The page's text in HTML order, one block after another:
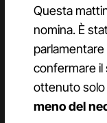
Questa
nomina. È
confermare il
ottenuto solo
meno del